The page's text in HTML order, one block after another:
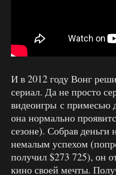
И в 2012 году Вонг
сериал. Да не просто
видеоигры с примесью
она нормально
сезоне). Собрав деньги
немалым успехом
получил $273 725), он
кино своей мечты.